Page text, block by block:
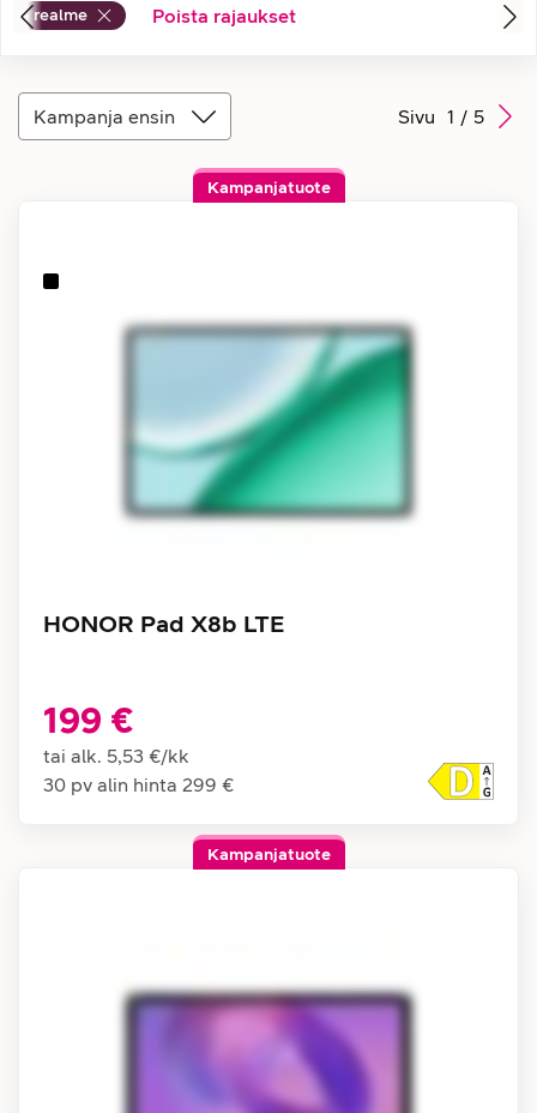
realme Poista rajaukset
Kampanja ensin Sivu 1 / 5
Kampanjatuote
HONOR Pad X8b LTE
199 €
tai alk. 5,53 €/kk
30 pv alin hinta 299 €
Kampanjatuote